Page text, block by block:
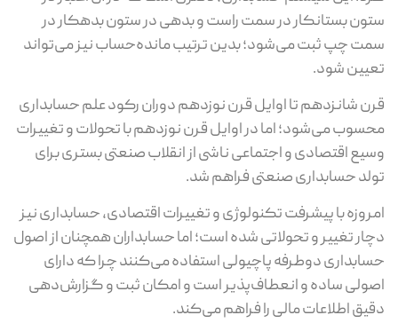
ستون بستانکار در سمت راست و بدهی در ستون بدهکار در
سمت چپ ثبت می‌شود؛ بدین ترتیب مانده‌حساب نیز می‌تواند
تعیین شود.
قرن شانزدهم تا اوایل قرن نوزدهم دوران رکود علم حسابداری
محسوب می‌شود؛ اما در اوایل قرن نوزدهم با تحولات و تغییرات
وسیع اقتصادی و اجتماعی ناشی از انقلاب صنعتی بستری برای
تولد حسابداری صنعتی فراهم شد.
امروزه با پیشرفت تکنولوژی و تغییرات اقتصادی، حسابداری نیز
دچار تغییر و تحولاتی شده است؛ اما حسابداران همچنان از اصول
حسابداری دوطرفه پاچیولی استفاده می‌کنند چرا که دارای
اصولی ساده و انعطاف‌پذیر است و امکان ثبت و گزارش‌دهی
دقیق اطلاعات مالی را فراهم می‌کند.